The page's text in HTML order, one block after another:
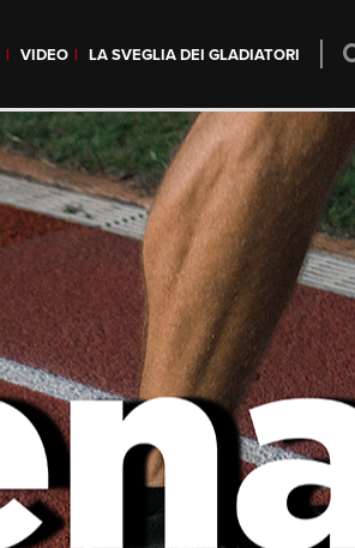
VIDEO LA SVEGLIA DEI GLADIATORI